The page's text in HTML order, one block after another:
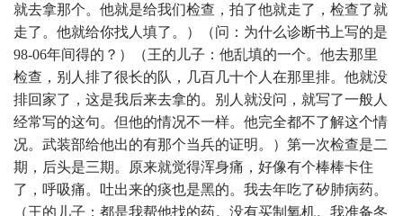
就去拿那个。他就是给我们检查，拍了他就走了，检查了就
走了。他就给你找人填了。）（问：为什么诊断书上写的是
98-06年间得的？）（王的儿子：他乱填的一个。他去那里
检查，别人排了很长的队，几百几十个人在那里排。他就没
排回家了，这是我后来去拿的。别人就没问，就写了一般人
经常写的这句。但他的情况不一样。他完全都不了解这个情
况。武装部给他出的有那个当兵的证明。）第一次检查是二
期，后头是三期。原来就觉得浑身痛，好像有个棒棒卡住
了，呼吸痛。吐出来的痰也是黑的。我去年吃了矽肺病药。
（王的儿子：都是我帮他找的药。没有买制氧机。我准备冬